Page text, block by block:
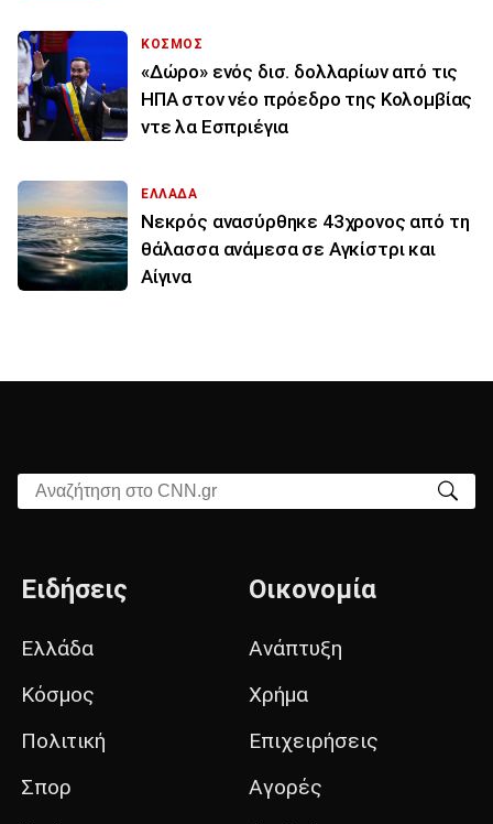
ΚΟΣΜΟΣ
«Δώρο» ενός δισ. δολλαρίων από τις
ΗΠΑ στον νέο πρόεδρο της Κολομβίας
ντε λα Εσπριέγια
ΕΛΛΑΔΑ
Νεκρός ανασύρθηκε 43χρονος από τη
θάλασσα ανάμεσα σε Αγκίστρι και
Αίγινα
Αναζήτηση στο CNN.gr
Ειδήσεις
Ελλάδα
Κόσμος
Πολιτική
Σπορ
Οικονομία
Ανάπτυξη
Χρήμα
Επιχειρήσεις
Αγορές